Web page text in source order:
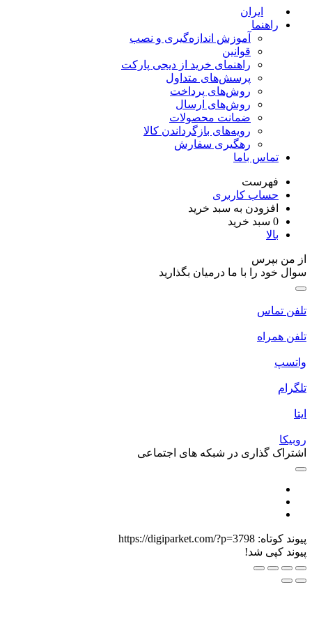
ایران
راهنما
آموزش اندازه‌گیری و نصب
قوانین
راهنمای خرید از دیجی پارکت
پرسش‌های متداول
روش‌های پرداخت
روش‌های ارسال
ضمانت محصولات
رویه‌های بازگرداندن کالا
رهگیری سفارش
تماس باما
فهرست
حساب کاربری
افزودن به سبد خرید
سبد خرید
بالا
من بپرس
خود را با ما درمیان بگذارید
تماس
همراه
گذاری در شبکه های اجتماعی
کوتاه:https://digiparket.com/?p=3798
کپی شد!